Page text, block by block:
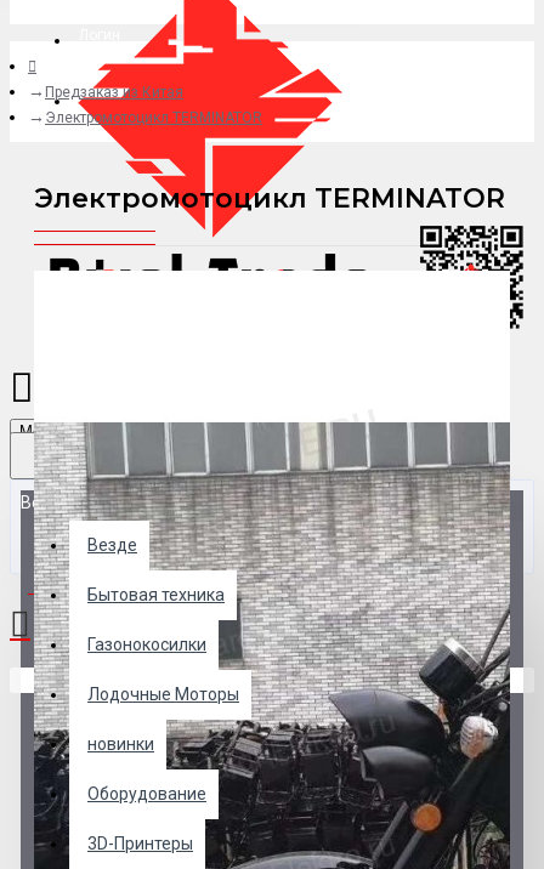
+7 (495) 015-41-41
Menu
Везде
Везде
Бытовая техника
Газонокосилки
Лодочные Моторы
новинки
Оборудование
3D-Принтеры
0 товар(ов) - 0 р.
В корзине пусто!
Предзаказ из Китая
Электромотоцикл TERMINATOR
Электромотоцикл TERMINATOR